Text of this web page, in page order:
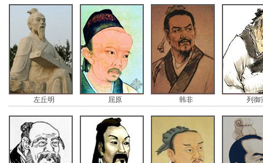
左丘明 屈原 韩非 列御